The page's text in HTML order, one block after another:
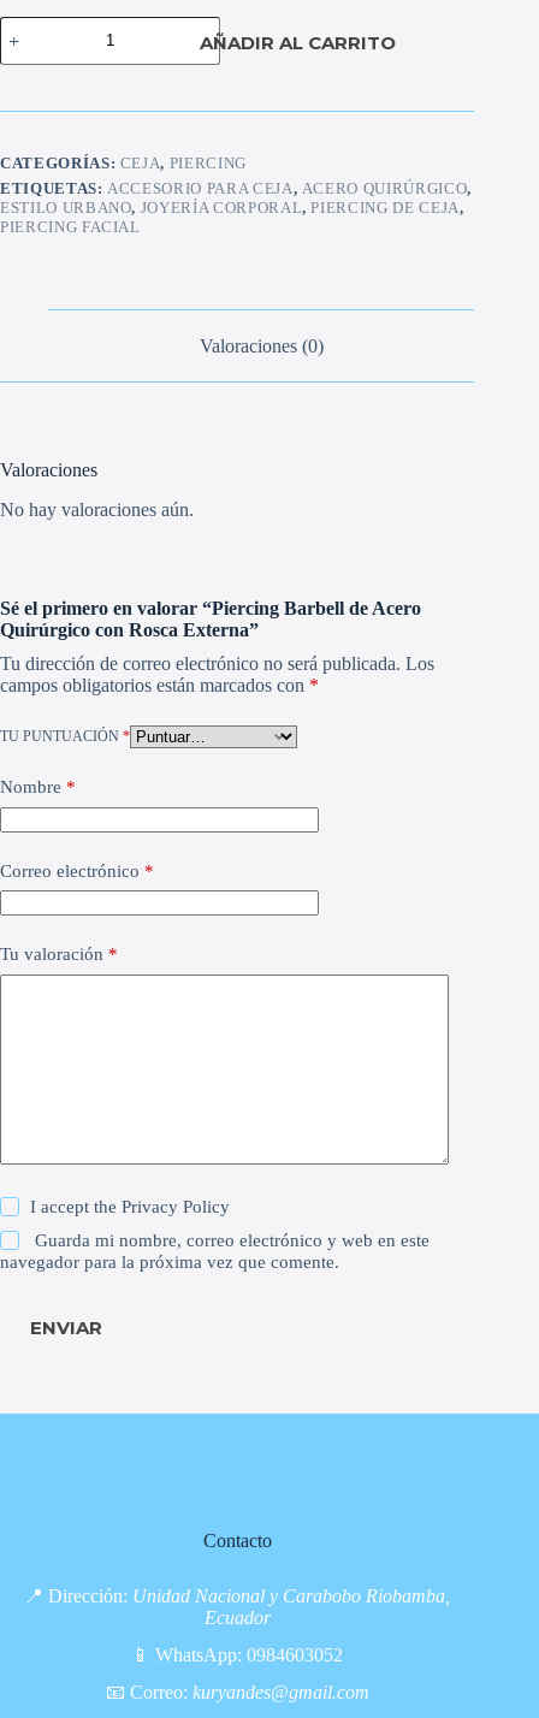
Piercing
Barbell
de
Quirúrgico
Externa
cantidad
AÑADIR AL CARRITO
CATEGORÍAS: CEJA, PIERCING
ETIQUETAS: ACCESORIO PARA CEJA, ACERO QUIRÚRGICO,
ESTILO URBANO, JOYERÍA CORPORAL,PIERCING DE CEJA,
PIERCING FACIAL
Valoraciones (0)
Valoraciones
No hay valoraciones aún.
Sé el primero en valorar “Piercing Barbell de Acero
Quirúrgico con Rosca Externa”
Tu dirección de correo electrónico no será publicada. Los
campos obligatorios están marcados con *
TU PUNTUACIÓN *
Nombre *
Correo electrónico *
Tu valoración *
I accept thePrivacy Policy
Guarda mi nombre, correo electrónico y web en este
navegador para la próxima vez que comente.
ENVIAR
Contacto
📍 Dirección: Unidad Nacional y Carabobo Riobamba,
Ecuador
📱 WhatsApp:0984603052
📧 Correo: kuryandes@gmail.com